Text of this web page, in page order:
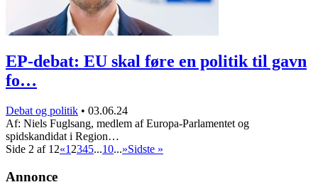
EP-debat: EU skal føre en politik til gavn
fo…
Debat og politik • 03.06.24
Af: Niels Fuglsang, medlem af Europa-Parlamentet og
spidskandidat i Region…
Side 2 af 12«1 2345...10...»Sidste »
Annonce